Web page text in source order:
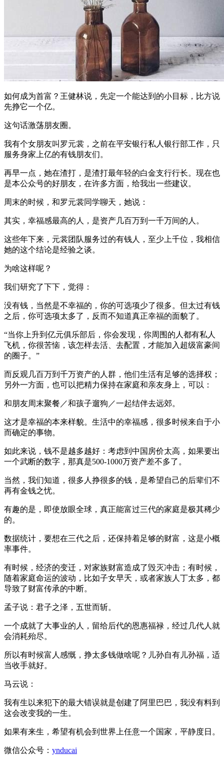
如何成为首富？王健林说，先定一个能达到的小目标，比方说
先挣它一个亿。
这句话激荡朋友圈。
我有个女朋友叫罗元裳，之前在平安银行私人银行部工作，只
服务身家上亿的有钱朋友们。
再早一点，她在渣打，是渣打最年轻的白金支行行长。现在也
是本公众号的好朋友，在许多方面，给我出一些建议。
周末的时候，和罗元裳同学聊天，她说：
其实，幸福感最高的人，是资产几百万到一千万间的人。
这些年下来，元裳团队服务过的有钱人，至少上千位，我相信
她的这个结论是经验之谈。
为啥这样呢？
我们研究了下下，觉得：
没有钱，当然是不幸福的，你的可选项少了很多。但太过有钱
之后，你可选项太多了，反而不知道真正幸福的面貌了。
“当你上升到亿元俱乐部后，你会发现，你周围的人都有私人
飞机，你很苦恼，该怎样去活、去配置，才能加入超级富豪间
的圈子。”
而反观几百万到千万资产的人群，他们生活有足够的选择权；
另外一方面，也可以把精力保持在家庭和亲友身上，可以：
和朋友周末聚餐／和孩子遛狗／一起结伴去远郊。
这才是幸福的本来样貌。生活中的幸福感，很多时候来自于小
而确定的事物。
如此来说，钱不是越多越好：考虑到中国房价太高，如果要出
一个武断的数字，那真是500-1000万资产差不多了。
当然，我们知道，很多人挣很多的钱，是希望自己的后辈们不
再有金钱之忧。
有趣的是，即使放眼全球，真正能富过三代的家庭是极其稀少
的。
数据统计，要想在三代之后，还保持着足够的财富，这是小概
率事件。
有时候，经济的变迁，对家族财富造成了毁灭冲击；有时候，
随着家庭命运的波动，比如子女早夭，或者家族人丁太多，都
导致了财富传承的中断。
孟子说：君子之泽，五世而斩。
一个成就了大事业的人，留给后代的恩惠福禄，经过几代人就
会消耗殆尽。
所以有时候富人感慨，挣太多钱做啥呢？儿孙自有儿孙福，适
当收手就好。
马云说：
我有生以来犯下的最大错误就是创建了阿里巴巴，我没有料到
这会改变我的一生。
如果有来生，希望有机会到世界上任意一个国家，平静度日。
微信公众号： ynducai